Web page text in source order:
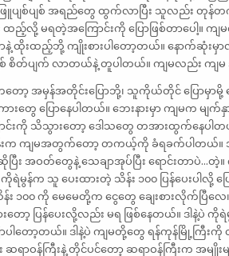
ဖြူပျစ်ပျစ် အရည်တွေ ထွက်လာပြီး သူလည်း တုန်
ထည့်လို့ မရတဲ့အကြောင်းကို ပြောဖြစ်တာပေါ့။
နဲ့ ထိုးထည့်ဘို့ ကျိုးစားပါတော့တယ်။ နောက်ဆုံး
စိတ်ပျက် လာတယ်နဲ့ တူပါတယ်။ ကျမလည်း ကျမ
ော့ အမှန်အတိုင်းပြောဘို့၊ သူကိုယ်တိုင် ပြောမှာမို့
ားတွေ ပြောနေပါတယ်။ ဘေးနားမှာ ကျမက
င်းကို သိသွားတော့ ဒေါသတွေ တအားထွက်နေပါ
က ကျမအတွက်တော့ တကယ့်ကို ခံရခက်ပါတယ်။ အဒ
ဆိုပြီး အဝတ်တွေနဲ့ သေချာအုပ်ပြီး ရောင်းတာပဲ
ရဲမွန်က သူ ပေးထားတဲ့ သိန်း ၁၀၀ ပြန်ပေးပါလို့
န်း ၁၀၀ ကို မေမေတို့က ငွေတွေ ချေးစားလိုက်ပြီ
တော့ ပြန်ပေးလို့လည်း မရ ဖြစ်နေတယ်။ ဒါနဲ့ပဲ
ြောပါတော့တယ်။ ဒါနဲ့ပဲ ကျမတို့တွေ ရန်ကုန်မြို့က
း ဆရာဝန်ကြီးနဲ့ တိုင်ပင်တော့ ဆရာဝန်ကြီးက အမ